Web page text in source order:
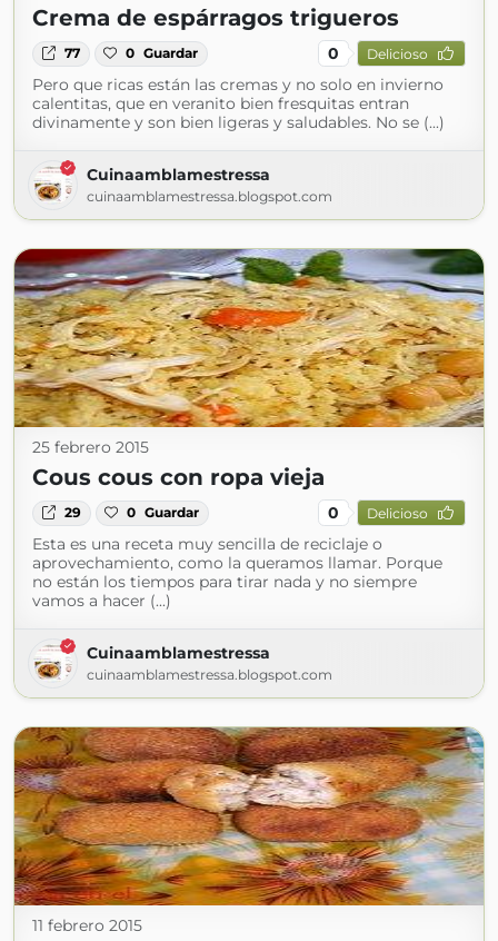
Crema de espárragos trigueros
77 0 Guardar 0 Delicioso
Pero que ricas están las cremas y no solo en invierno
calentitas, que en veranito bien fresquitas entran
divinamente y son bien ligeras y saludables. No se (...)
Cuinaamblamestressa
cuinaamblamestressa.blogspot.com
25 febrero 2015
Cous cous con ropa vieja
29 0 Guardar 0 Delicioso
Esta es una receta muy sencilla de reciclaje o
aprovechamiento, como la queramos llamar. Porque
no están los tiempos para tirar nada y no siempre
vamos a hacer (...)
Cuinaamblamestressa
cuinaamblamestressa.blogspot.com
11 febrero 2015